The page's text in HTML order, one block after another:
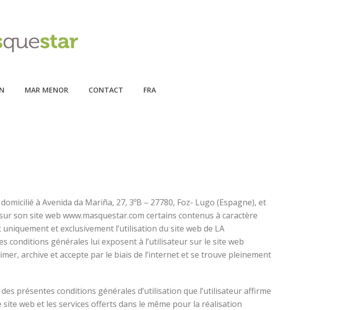
MAR MENOR CONTACT FRA
à Avenida da Mariña, 27, 3ºB – 27780, Foz- Lugo (Espagne), et
son site web www.masquestar.com certains contenus à caractère
et exclusivement l’utilisation du site web de LA
conditions générales lui exposent à l’utilisateur sur le site web
archive et accepte par le biais de l’internet et se trouve pleinement
des présentes conditions générales d’utilisation que l’utilisateur affirme
web et les services offerts dans le même pour la réalisation